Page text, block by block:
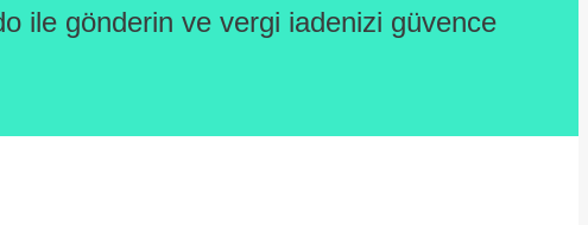
ile gönderin ve vergi iadenizi güvence